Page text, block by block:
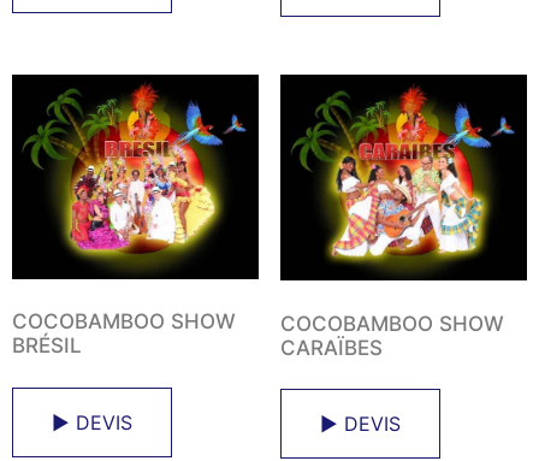
COCOBAMBOO SHOW
BRÉSIL
► DEVIS
COCOBAMBOO SHOW
CARAÏBES
► DEVIS